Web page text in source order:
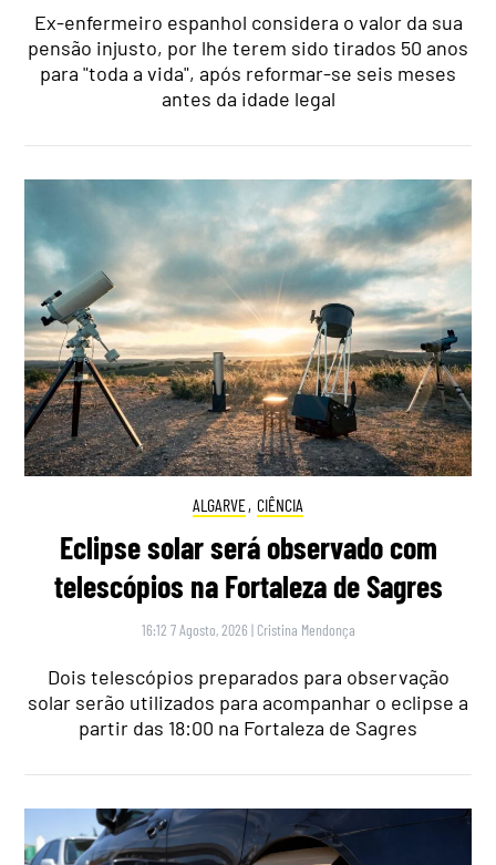
Ex-enfermeiro espanhol considera o valor da sua
pensão injusto, por lhe terem sido tirados 50 anos
para "toda a vida", após reformar-se seis meses
antes da idade legal
ALGARVE, CIÊNCIA
Eclipse solar será observado com
telescópios na Fortaleza de Sagres
16:12 7 Agosto, 2026 | Cristina Mendonça
Dois telescópios preparados para observação
solar serão utilizados para acompanhar o eclipse a
partir das 18:00 na Fortaleza de Sagres